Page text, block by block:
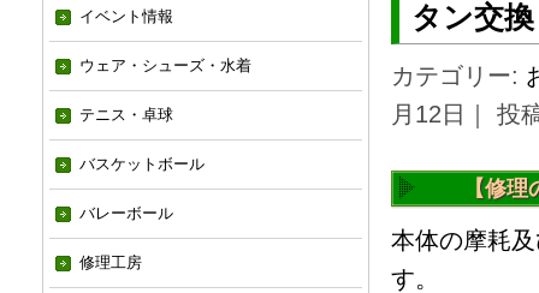
イベント情報
ウェア・シューズ・水着
テニス・卓球
バスケットボール
バレーボール
修理工房
タン交
カテゴリー:
月12日｜ 投
【修
本体の摩耗
す。